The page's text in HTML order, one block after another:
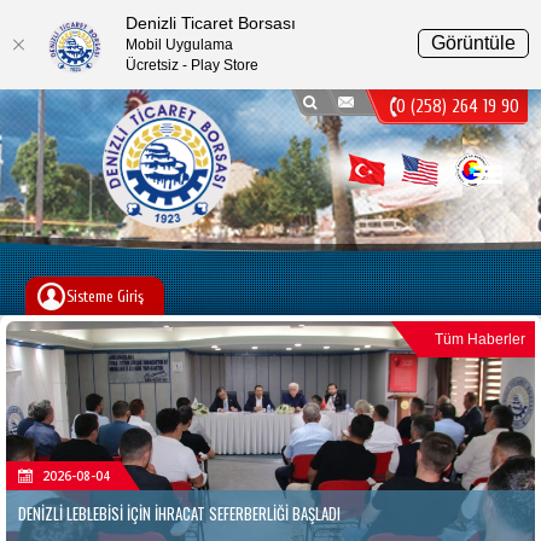
0 (258) 264 19 90
Sisteme Giriş
Tüm Haberler
2026-08-04
DENİZLİ LEBLEBİSİ İÇİN İHRACAT SEFERBERLİĞİ BAŞLADI
Menu
Denizli Ticaret Borsası
Mobil Uygulama
Ücretsiz - Play Store
Görüntüle